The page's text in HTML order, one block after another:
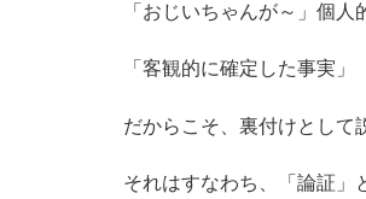
「おじいちゃんが～」個
「客観的に確定した事実」
だからこそ、裏付けとして
それはすなわち、「論証」